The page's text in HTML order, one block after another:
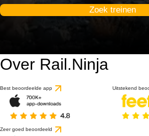
Zoek treinen
Over Rail.Ninja
Best beoordeelde app Uitstekend
Zeer goed beoordeeld